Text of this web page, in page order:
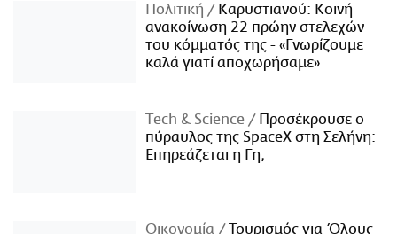
Πολιτική
Καρυστιανού: Κοινή
ανακοίνωση 22 πρώην στελεχών
του κόμματός της - «Γνωρίζουμε
καλά γιατί αποχωρήσαμε»
Τech & Science
Προσέκρουσε ο
πύραυλος της SpaceX στη Σελήνη:
Επηρεάζεται η Γη;
Οικονομία
Τουρισμός για Όλους